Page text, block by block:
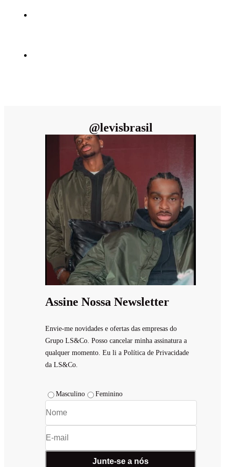
@levisbrasil
Assine Nossa Newsletter
Envie-me novidades e ofertas das empresas do
Grupo LS&Co. Posso cancelar minha assinatura a
qualquer momento. Eu li a Política de Privacidade
da LS&Co.
Masculino Feminino
Junte-se a nós